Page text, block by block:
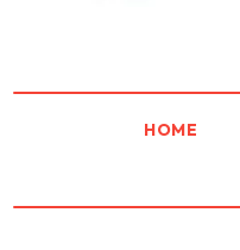
HOME